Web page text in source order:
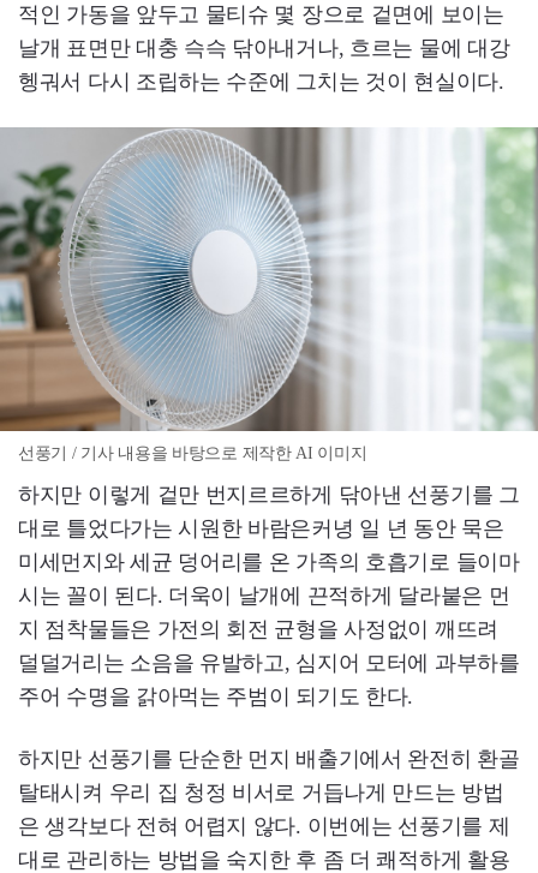
적인 가동을 앞두고 물티슈 몇 장으로 겉면에 보이는
날개 표면만 대충 슥슥 닦아내거나, 흐르는 물에 대강
헹궈서 다시 조립하는 수준에 그치는 것이 현실이다.
선풍기 / 기사 내용을 바탕으로 제작한 AI 이미지
하지만 이렇게 겉만 번지르르하게 닦아낸 선풍기를 그
대로 틀었다가는 시원한 바람은커녕 일 년 동안 묵은
미세먼지와 세균 덩어리를 온 가족의 호흡기로 들이마
시는 꼴이 된다. 더욱이 날개에 끈적하게 달라붙은 먼
지 점착물들은 가전의 회전 균형을 사정없이 깨뜨려
덜덜거리는 소음을 유발하고, 심지어 모터에 과부하를
주어 수명을 갉아먹는 주범이 되기도 한다.
하지만 선풍기를 단순한 먼지 배출기에서 완전히 환골
탈태시켜 우리 집 청정 비서로 거듭나게 만드는 방법
은 생각보다 전혀 어렵지 않다. 이번에는 선풍기를 제
대로 관리하는 방법을 숙지한 후 좀 더 쾌적하게 활용